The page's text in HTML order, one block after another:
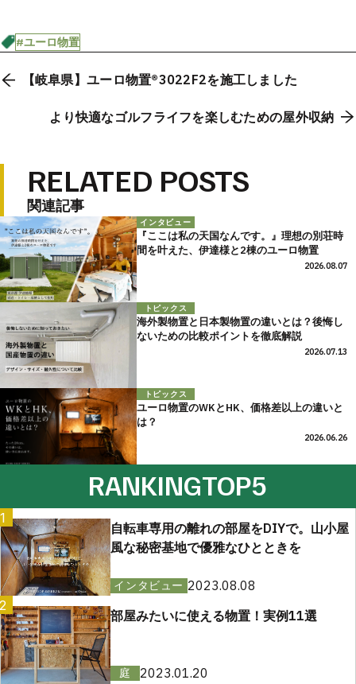
#ユーロ物置
【岐阜県】ユーロ物置®3022F2を施工しました
より快適なゴルフライフを楽しむための屋外収納
RELATED POSTS
関連記事
インタビュー
『ここは私の天国なんです。』理想の別荘時
間を叶えた、伊達様と2棟のユーロ物置
2026.08.07
トピックス
海外製物置と日本製物置の違いとは？後悔し
ないための比較ポイントを徹底解説
2026.07.13
トピックス
ユーロ物置のWKとHK、価格差以上の違いと
は？
2026.06.26
RANKINGTOP5
1
自転車専用の離れの部屋をDIYで。山小屋
風な秘密基地で優雅なひとときを
インタビュー 2023.08.08
2
部屋みたいに使える物置！実例11選
庭
2023.01.20